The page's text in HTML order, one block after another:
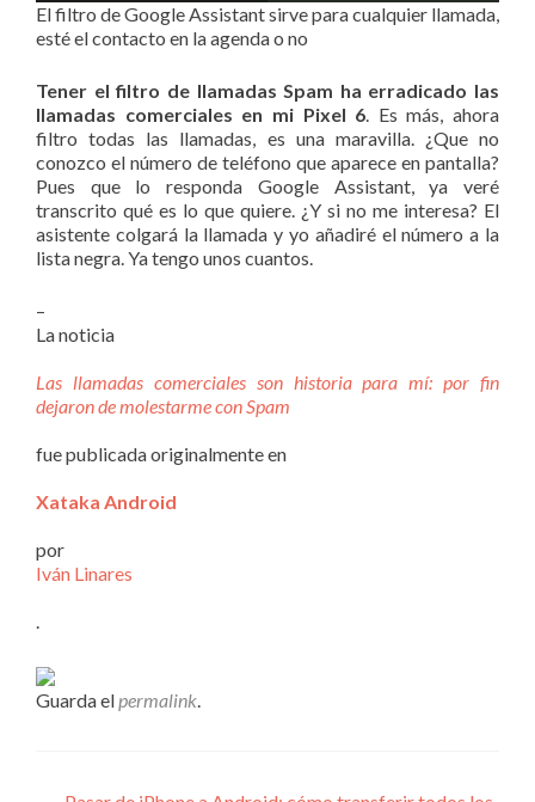
El filtro de Google Assistant sirve para cualquier llamada,
esté el contacto en la agenda o no
Tener el filtro de llamadas Spam ha erradicado las
llamadas comerciales en mi Pixel 6 . Es más, ahora
filtro todas las llamadas, es una maravilla. ¿Que no
conozco el número de teléfono que aparece en pantalla?
Pues que lo responda Google Assistant, ya veré
transcrito qué es lo que quiere. ¿Y si no me interesa? El
asistente colgará la llamada y yo añadiré el número a la
lista negra. Ya tengo unos cuantos.
–
La noticia
Las llamadas comerciales son historia para mí: por fin
dejaron de molestarme con Spam
fue publicada originalmente en
Xataka Android
por
Iván Linares
Guarda el permalink